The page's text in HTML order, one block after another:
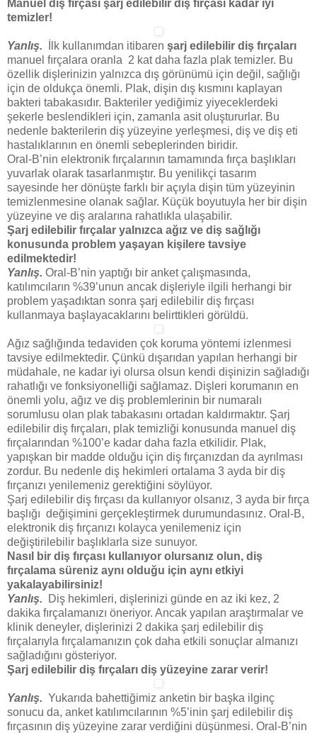
Manuel diş fırçası şarj edilebilir diş fırçası kadar iyi
temizler!
Yanlış. İlk kullanımdan itibaren şarj edilebilir diş fırçaları
manuel fırçalara oranla 2 kat daha fazla plak temizler. Bu
özellik dişlerinizin yalnızca dış görünümü için değil, sağlığı
için de oldukça önemli. Plak, dişin dış kısmını kaplayan
bakteri tabakasıdır. Bakteriler yediğimiz yiyeceklerdeki
şekerle beslendikleri için, zamanla asit oluştururlar. Bu
nedenle bakterilerin diş yüzeyine yerleşmesi, diş ve diş eti
hastalıklarının en önemli sebeplerinden biridir.
Oral-B’nin elektronik fırçalarının tamamında fırça başlıkları
yuvarlak olarak tasarlanmıştır. Bu yenilikçi tasarım
sayesinde her dönüşte farklı bir açıyla dişin tüm yüzeyinin
temizlenmesine olanak sağlar. Küçük boyutuyla her bir dişin
yüzeyine ve diş aralarına rahatlıkla ulaşabilir.
Şarj edilebilir fırçalar yalnızca ağız ve diş sağlığı
konusunda problem yaşayan kişilere tavsiye
edilmektedir!
Yanlış. Oral-B’nin yaptığı bir anket çalışmasında,
katılımcıların %39’unun ancak dişleriyle ilgili herhangi bir
problem yaşadıktan sonra şarj edilebilir diş fırçası
kullanmaya başlayacaklarını belirttikleri görüldü.
Ağız sağlığında tedaviden çok koruma yöntemi izlenmesi
tavsiye edilmektedir. Çünkü dışarıdan yapılan herhangi bir
müdahale, ne kadar iyi olursa olsun kendi dişinizin sağladığı
rahatlığı ve fonksiyonelliği sağlamaz. Dişleri korumanın en
önemli yolu, ağız ve diş problemlerinin bir numaralı
sorumlusu olan plak tabakasını ortadan kaldırmaktır. Şarj
edilebilir diş fırçaları, plak temizliği konusunda manuel diş
fırçalarından %100’e kadar daha fazla etkilidir. Plak,
yapışkan bir madde olduğu için diş fırçanızdan da ayrılması
zordur. Bu nedenle diş hekimleri ortalama 3 ayda bir diş
fırçanızı yenilemeniz gerektiğini söylüyor.
Şarj edilebilir diş fırçası da kullanıyor olsanız, 3 ayda bir fırça
başlığı değişimini gerçekleştirmek durumundasınız. Oral-B,
elektronik diş fırçanızı kolayca yenilemeniz için
değiştirilebilir başlıklarla size sunuyor.
Nasıl bir diş fırçası kullanıyor olursanız olun, diş
fırçalama süreniz aynı olduğu için aynı etkiyi
yakalayabilirsiniz!
Yanlış. Diş hekimleri, dişlerinizi günde en az iki kez, 2
dakika fırçalamanızı öneriyor. Ancak yapılan araştırmalar ve
klinik deneyler, dişlerinizi 2 dakika şarj edilebilir diş
fırçalarıyla fırçalamanızın çok daha etkili sonuçlar almanızı
sağladığını gösteriyor.
Şarj edilebilir diş fırçaları diş yüzeyine zarar verir!
Yanlış. Yukarıda bahettiğimiz anketin bir başka ilginç
sonucu da, anket katılımcılarının %5’inin şarj edilebilir diş
fırçasının diş yüzeyine zarar verdiğini düşünmesi. Oral-B’nin